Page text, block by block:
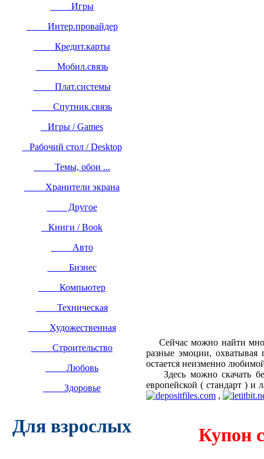
Игры
Интер.провайдер
Кредит.карты
Мобил.связь
Плат.системы
Спутник.связь
Игры / Games
Рабочий стол / Desktop
Темы, обои ...
Хранители экрана
Другое
Книги / Book
Авто
Бизнес
Компьютер
Техническая
Художественная
Строительство
Любовь
Здоровье
Для взрослых
Сейчас можно найти
разные эмоции,
остается неизменно
Здесь можно скачать
европейской ( стандарт ) и
,
Купон